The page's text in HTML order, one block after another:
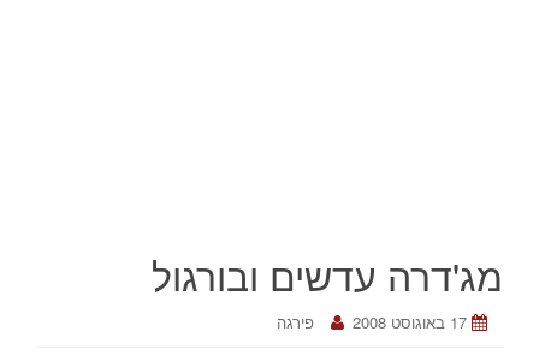
מג'דרה עדשים ובורגול
17 באוגוסט 2008 פירגה